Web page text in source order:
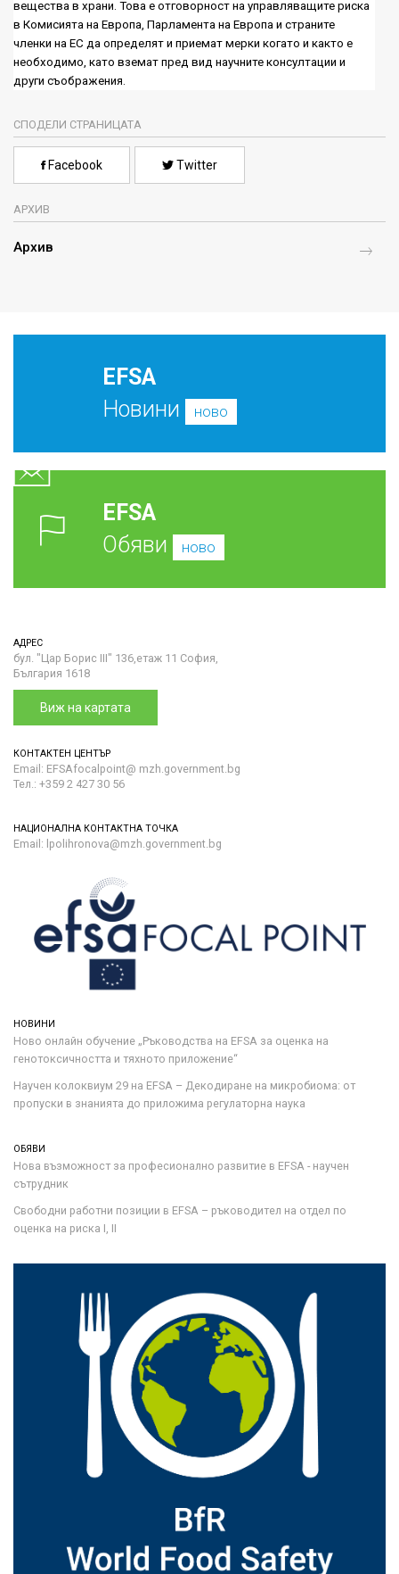
вещества в храни. Това е отговорност на управляващите риска
в Комисията на Европа, Парламента на Европа и страните
членки на ЕС да определят и приемат мерки когато и както е
необходимо, като вземат пред вид научните консултации и
други съображения.
СПОДЕЛИ СТРАНИЦАТА
Facebook Twitter
АРХИВ
Архив
EFSA
Новини
ново
EFSA
Обяви
ново
АДРЕС
бул. "Цар Борис III" 136,етаж 11 София,
България 1618
Виж на картата
КОНТАКТЕН ЦЕНТЪР
Email: EFSAfocalpoint@ mzh.government.bg
Тел.: +359 2 427 30 56
НАЦИОНАЛНА КОНТАКТНА ТОЧКА
Email: lpolihronova@mzh.government.bg
НОВИНИ
Ново онлайн обучение „Ръководства на ЕFSA за оценка на
генотоксичността и тяхното приложение“
Научен колоквиум 29 на EFSA – Декодиране на микробиома: от
пропуски в знанията до приложима регулаторна наука
ОБЯВИ
Нова възможност за професионално развитие в EFSA - научен
сътрудник
Свободни работни позиции в EFSA – ръководител на отдел по
оценка на риска I, II